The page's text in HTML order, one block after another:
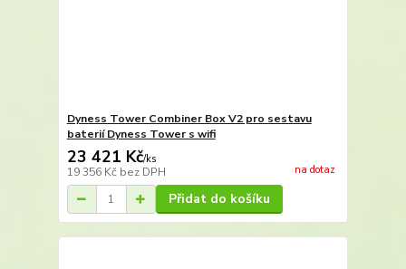
Dyness Tower Combiner Box V2 pro sestavu
baterií Dyness Tower s wifi
23 421 Kč/ks
19 356 Kč bez DPH na dotaz
Přidat do košíku